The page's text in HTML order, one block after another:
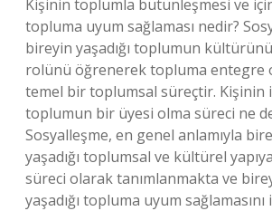
Kişinin toplumla bütünleşmesi ve
topluma uyum sağlaması nedir?
bireyin yaşadığı toplumun
rolünü öğrenerek topluma entegre
temel bir toplumsal süreçtir. Kişinin
toplumun bir üyesi olma süreci ne
Sosyalleşme, en genel anlamıyla
yaşadığı toplumsal ve kültürel
süreci olarak tanımlanmakta ve
yaşadığı topluma uyum sağlamasını